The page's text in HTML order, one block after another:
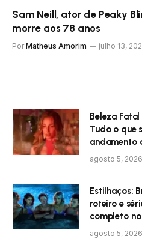
Sam Neill, ator de Peaky
morre aos 78 anos
Por Matheus Amorim julho 13,
Beleza
Tudo o que
andamento
agosto 5, 2026
Estilhaços:
roteiro e
completo
agosto 5, 2026